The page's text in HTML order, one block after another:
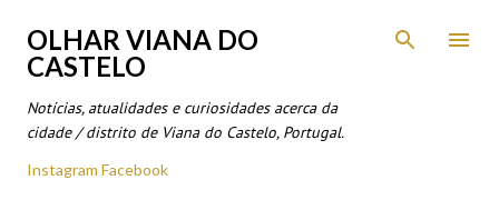
Avançar para o conteúdo principal
OLHAR VIANA DO
CASTELO
Notícias, atualidades e curiosidades acerca da
cidade / distrito de Viana do Castelo, Portugal.
Instagram Facebook